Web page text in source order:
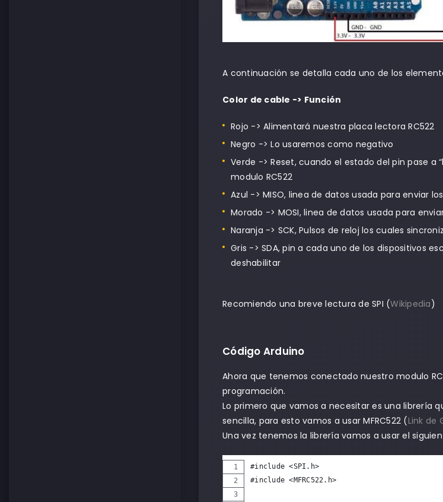
A continuación se detalla cada uno de los
Color de cable -> Función
Rojo -> Alimentará nuestra placa lectora RC522
Negro -> Lo usaremos como negativo
Verde -> Reset, cuando el estado del pin pase
modulo RC522
Azul -> MISO, linea de datos usada para enviar
Morado -> MOSI, linea de datos usada para
Naranja -> SCK, Pulsos de reloj los cuales
Gris -> SDA, pin a cada uno de los dispositivos
deshabilitar
Recomiendo una breve lectura de SPI (Wikipedia)
Código Arduino
Ahora que tenemos conectado nuestro modulo
programación.
Lo primero que vamos a necesitar es una librería
sencilla, para esto vamos a usar MFRC522 (Link de
Una vez tenemos la librería vamos a usar el
#include <SPI.h>
#include <MFRC522.h>